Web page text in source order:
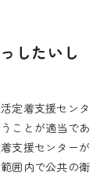
したいし
定着支援センタ
ことが適当であ
支援センターが
囲内で公共の衛